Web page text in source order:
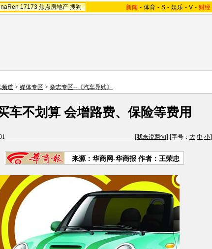
17173 焦点房地产 搜狗 新闻 - 体育 - S - 娱乐 - V - 财经
频道 > 媒体专区 > 杂志专区--《汽车导购》
车不划算 会增路费、保险等费用
[我来说两句] [字号： 大 中 小]
来源：华商网-华商报 作者：王荣忠